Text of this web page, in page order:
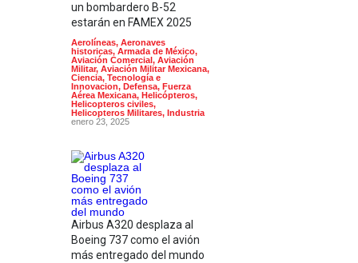
un bombardero B-52
estarán en FAMEX 2025
Aerolíneas, Aeronaves
historicas, Armada de México,
Aviación Comercial, Aviación
Militar, Aviación Militar Mexicana,
Ciencia, Tecnología e
Innovacion, Defensa, Fuerza
Aérea Mexicana, Helicópteros,
Helicopteros civiles,
Helicopteros Militares, Industria
enero 23, 2025
Airbus A320 desplaza al
Boeing 737 como el avión
más entregado del mundo